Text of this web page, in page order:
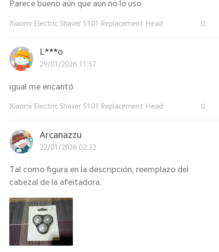
Parece bueno aún que aún no lo uso
Xiaomi Electric Shaver S101 Replacement Head 0
L***o
29/01/2026 11:57
igual me encantó
Xiaomi Electric Shaver S101 Replacement Head 0
Arcanazzu
22/01/2026 02:32
Tal como figura en la descripción, reemplazo del
cabezal de la afeitadora.